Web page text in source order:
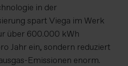
in der
spart Viega im Werk
über 600.000 kWh
Jahr ein, sondern reduziert
Emissionen enorm.